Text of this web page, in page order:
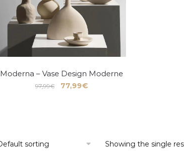
Moderna – Vase Design Moderne
97,99€ 77,99€
Showing the single